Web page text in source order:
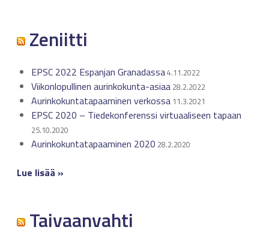
Zeniitti
EPSC 2022 Espanjan Granadassa4.11.2022
Viikonlopullinen aurinkokunta-asiaa 28.2.2022
Aurinkokuntatapaaminen verkossa 11.3.2021
EPSC 2020 – Tiedekonferenssi virtuaaliseen tapaan
25.10.2020
Aurinkokuntatapaaminen 2020 28.2.2020
Lue lisää »
Taivaanvahti